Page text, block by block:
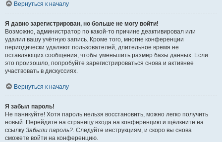
Вернуться к началу
Я давно зарегистрирован, но больше не могу войти!
Возможно, администратор по какой-то причине деактивировал или
удалил вашу учётную запись. Кроме того, многие конференции
периодически удаляют пользователей, длительное время не
оставляющих сообщения, чтобы уменьшить размер базы данных. Если
это произошло, попробуйте зарегистрироваться снова и активнее
участвовать в дискуссиях.
Вернуться к началу
Я забыл пароль!
Не паникуйте! Хотя пароль нельзя восстановить, можно легко получить
новый. Перейдите на страницу входа на конференцию и щёлкните на
ссылку Забыли пароль?. Следуйте инструкциям, и скоро вы снова
сможете войти на конференцию.